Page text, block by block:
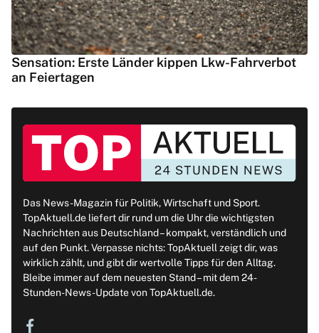
Sensation: Erste Länder kippen Lkw-Fahrverbot
an Feiertagen
Das News-Magazin für Politik, Wirtschaft und Sport.
TopAktuell.de liefert dir rund um die Uhr die wichtigsten
Nachrichten aus Deutschland – kompakt, verständlich und
auf den Punkt. Verpasse nichts: TopAktuell zeigt dir, was
wirklich zählt, und gibt dir wertvolle Tipps für den Alltag.
Bleibe immer auf dem neuesten Stand – mit dem 24-
Stunden-News-Update von TopAktuell.de.